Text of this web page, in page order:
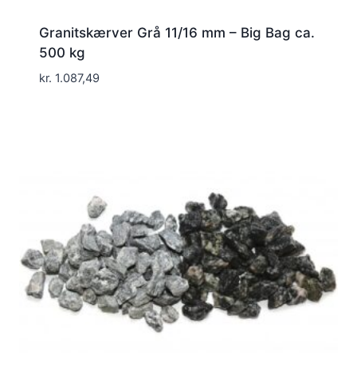
Granitskærver Grå 11/16 mm – Big Bag ca.
500 kg
kr. 1.087,49